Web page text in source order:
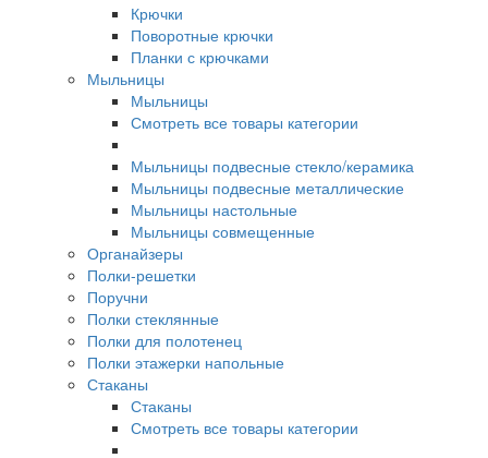
Крючки
Поворотные крючки
Планки с крючками
Мыльницы
Мыльницы
Смотреть все товары категории
Мыльницы подвесные стекло/керамика
Мыльницы подвесные металлические
Мыльницы настольные
Мыльницы совмещенные
Органайзеры
Полки-решетки
Поручни
Полки стеклянные
Полки для полотенец
Полки этажерки напольные
Стаканы
Стаканы
Смотреть все товары категории